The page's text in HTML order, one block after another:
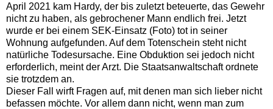
April 2021 kam Hardy, der bis zuletzt beteuerte, das Gewehr
nicht zu haben, als gebrochener Mann endlich frei. Jetzt
wurde er bei einem SEK-Einsatz (Foto) tot in seiner
Wohnung aufgefunden. Auf dem Totenschein steht nicht
natürliche Todesursache. Eine Obduktion sei jedoch nicht
erforderlich, meint der Arzt. Die Staatsanwaltschaft ordnete
sie trotzdem an.
Dieser Fall wirft Fragen auf, mit denen man sich lieber nicht
befassen möchte. Vor allem dann nicht, wenn man zum